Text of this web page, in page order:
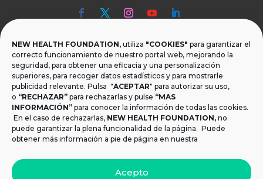
NEW HEALTH FOUNDATION, utiliza "COOKIES" para garantizar el
correcto funcionamiento de nuestro portal web, mejorando la
seguridad, para obtener una eficacia y una personalización
superiores, para recoger datos estadísticos y para mostrarle
publicidad relevante. Pulsa "ACEPTAR" para autorizar su uso,
o “RECHAZAR” para rechazarlas y pulse “MAS
INFORMACIÓN” para conocer la información de todas las cookies.
En el caso de rechazarlas, NEW HEALTH FOUNDATION, no
puede garantizar la plena funcionalidad de la página. Puede
obtener más información a pie de página en nuestra
Acepto
 Teléfono
T.+34 954 219 597
 Dónde estamos
Calle Monsalves 35 Local 2. 41001, Sevilla.
España
 Email
info@newhealthfoundation.org